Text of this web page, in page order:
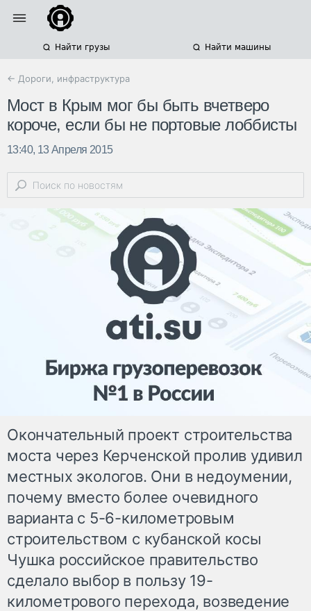
Найти грузы Найти машины
← Дороги, инфраструктура
Мост в Крым мог бы быть вчетверо
короче, если бы не портовые лоббисты
13:40, 13 Апреля 2015
Окончательный проект строительства
моста через Керченской пролив удивил
местных экологов. Они в недоумении,
почему вместо более очевидного
варианта с 5-6-километровым
строительством с кубанской косы
Чушка российское правительство
сделало выбор в пользу 19-
километрового перехода, возведение